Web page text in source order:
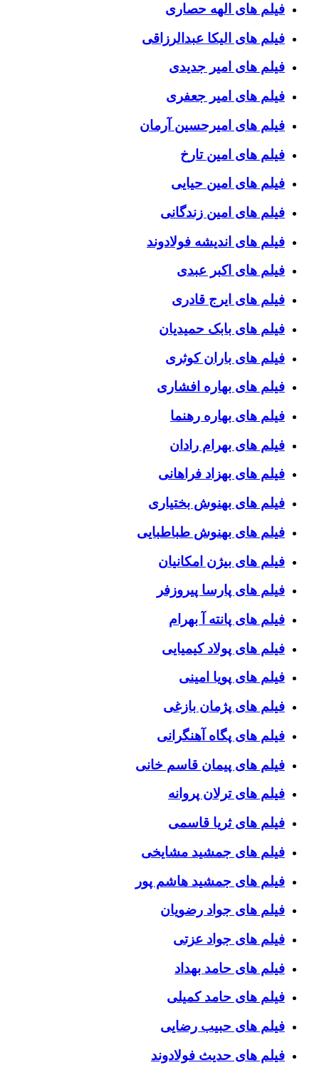
فیلم های الهه حصاری
فیلم های الیکا عبدالرزاقی
فیلم های امیر جدیدی
فیلم های امیر جعفری
فیلم های امیرحسین آرمان
فیلم های امین تارخ
فیلم های امین حیایی
فیلم های امین زندگانی
فیلم های اندیشه فولادوند
فیلم های اکبر عبدی
فیلم های ایرج قادری
فیلم های بابک حمیدیان
فیلم های باران کوثری
فیلم های بهاره افشاری
فیلم های بهاره رهنما
فیلم های بهرام رادان
فیلم های بهزاد فراهانی
فیلم های بهنوش بختیاری
فیلم های بهنوش طباطبایی
فیلم های بیژن امکانیان
فیلم های پارسا پیروزفر
فیلم های پانته آ بهرام
فیلم های پولاد کیمیایی
فیلم های پویا امینی
فیلم های پژمان بازغی
فیلم های پگاه آهنگرانی
فیلم های پیمان قاسم خانی
فیلم های ترلان پروانه
فیلم های ثریا قاسمی
فیلم های جمشید مشایخی
فیلم های جمشید هاشم پور
فیلم های جواد رضویان
فیلم های جواد عزتی
فیلم های حامد بهداد
فیلم های حامد کمیلی
فیلم های حبیب رضایی
فیلم های حدیث فولادوند